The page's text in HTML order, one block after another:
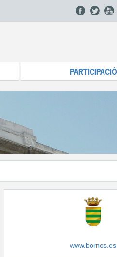
www.bornos.es